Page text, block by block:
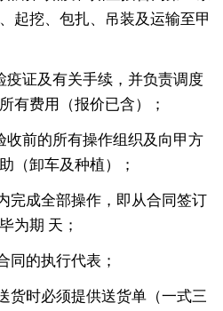
起挖、包扎、吊装及运输至甲
疫证及有关手续，并负责调度
有费用（报价已含）；
收前的所有操作组织及向甲方
（卸车及种植）；
完成全部操作，即从合同签订
为期 天；
同的执行代表；
货时必须提供送货单（一式三